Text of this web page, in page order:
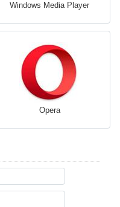
Windows Media Player
Opera